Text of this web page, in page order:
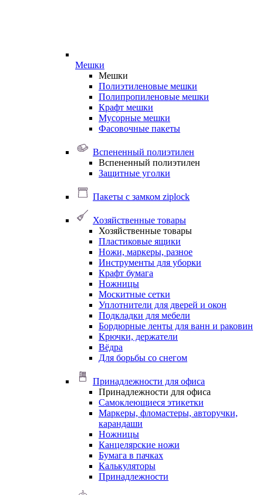
Мешки
Мешки
Полиэтиленовые мешки
Полипропиленовые мешки
Крафт мешки
Мусорные мешки
Фасовочные пакеты
Вспененный полиэтилен
Вспененный полиэтилен
Защитные уголки
Пакеты с замком ziplock
Хозяйственные товары
Хозяйственные товары
Пластиковые ящики
Ножи, маркеры, разное
Инструменты для уборки
Крафт бумага
Ножницы
Москитные сетки
Уплотнители для дверей и окон
Подкладки для мебели
Бордюрные ленты для ванн и раковин
Крючки, держатели
Вёдра
Для борьбы со снегом
Принадлежности для офиса
Принадлежности для офиса
Самоклеющиеся этикетки
Маркеры, фломастеры, авторучки,
карандаши
Ножницы
Канцелярские ножи
Бумага в пачках
Калькуляторы
Принадлежности